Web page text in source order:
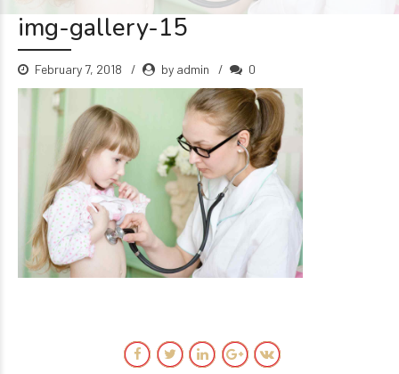
img-gallery-15
February 7, 2018 by admin 0